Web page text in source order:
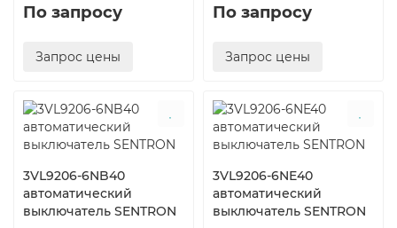
По запросу
Запрос цены
По запросу
Запрос цены
3VL9206-6NB40
автоматический
выключатель SENTRON
3VL9206-6NE40
автоматический
выключатель SENTRON